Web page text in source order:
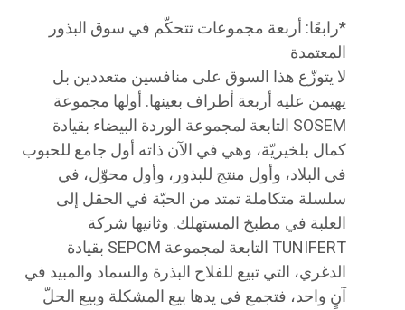
*​رابعًا: أربعة مجموعات تتحكّم في سوق البذور
المعتمدة
لا يتوزّع هذا السوق على منافسين متعددين بل
يهيمن عليه أربعة أطراف بعينها. أولها مجموعة
SOSEM التابعة لمجموعة الوردة البيضاء بقيادة
كمال بلخيريّة، وهي في الآن ذاته أول جامع للحبوب
في البلاد، وأول منتج للبذور، وأول محوّل، في
سلسلة متكاملة تمتد من الحبّة في الحقل إلى
العلبة في مطبخ المستهلك. وثانيها شركة
TUNIFERT التابعة لمجموعة SEPCM بقيادة
الدغري، التي تبيع للفلاح البذرة والسماد والمبيد في
آنٍ واحد، فتجمع في يدها بيع المشكلة وبيع الحلّ